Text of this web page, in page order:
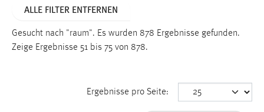
ALLE FILTER ENTFERNEN
Gesucht nach "raum". Es wurden 878 Ergebnisse gefunden.
Zeige Ergebnisse 51 bis 75 von 878.
Ergebnisse pro Seite:
Name:
Dieser Cookie speichert die ausgewählten Einverständnis-